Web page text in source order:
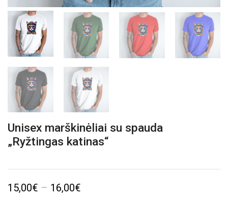
Unisex marškinėliai su spauda
„Ryžtingas katinas“
15,00€ – 16,00€